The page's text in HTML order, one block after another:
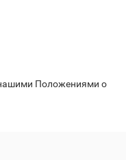
Положениями о